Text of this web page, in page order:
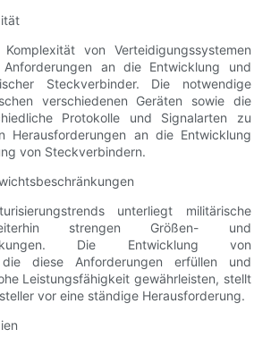
von Verteidigungssystemen
an die Entwicklung und
Steckverbinder. Die notwendige
verschiedenen Geräten sowie die
Protokolle und Signalarten zu
Herausforderungen an die Entwicklung
von Steckverbindern.
unterliegt militärische
strengen Größen- und
Die Entwicklung von
die diese Anforderungen erfüllen und
Leistungsfähigkeit gewährleisten, stellt
vor eine ständige Herausforderung.